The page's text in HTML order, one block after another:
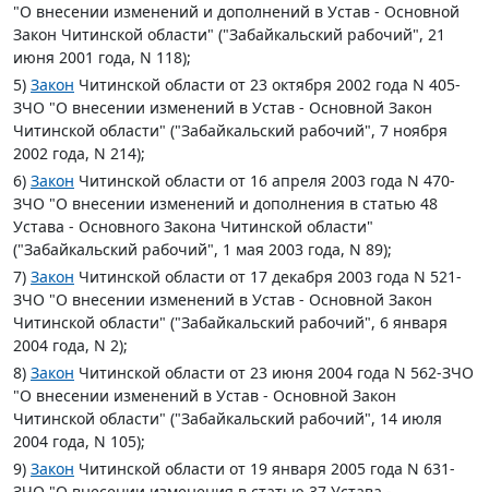
"О внесении изменений и дополнений в Устав - Основной
Закон Читинской области" ("Забайкальский рабочий", 21
июня 2001 года, N 118);
5) Закон Читинской области от 23 октября 2002 года N 405-
ЗЧО "О внесении изменений в Устав - Основной Закон
Читинской области" ("Забайкальский рабочий", 7 ноября
2002 года, N 214);
6) Закон Читинской области от 16 апреля 2003 года N 470-
ЗЧО "О внесении изменений и дополнения в статью 48
Устава - Основного Закона Читинской области"
("Забайкальский рабочий", 1 мая 2003 года, N 89);
7) Закон Читинской области от 17 декабря 2003 года N 521-
ЗЧО "О внесении изменений в Устав - Основной Закон
Читинской области" ("Забайкальский рабочий", 6 января
2004 года, N 2);
8) Закон Читинской области от 23 июня 2004 года N 562-ЗЧО
"О внесении изменений в Устав - Основной Закон
Читинской области" ("Забайкальский рабочий", 14 июля
2004 года, N 105);
9) Закон Читинской области от 19 января 2005 года N 631-